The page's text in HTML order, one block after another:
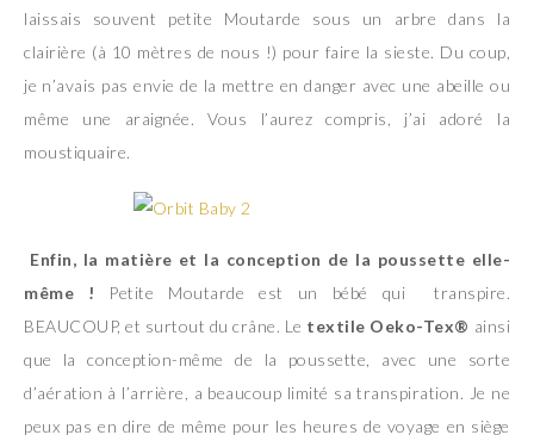
laissais souvent petite Moutarde sous un arbre dans la
clairière (à 10 mètres de nous !) pour faire la sieste. Du coup,
je n’avais pas envie de la mettre en danger avec une abeille ou
même une araignée. Vous l’aurez compris, j’ai adoré la
moustiquaire.
Enfin, la matière et la conception de la poussette elle-
même ! Petite Moutarde est un bébé qui transpire.
BEAUCOUP, et surtout du crâne. Le textile Oeko-Tex® ainsi
que la conception-même de la poussette, avec une sorte
d’aération à l’arrière, a beaucoup limité sa transpiration. Je ne
peux pas en dire de même pour les heures de voyage en siège